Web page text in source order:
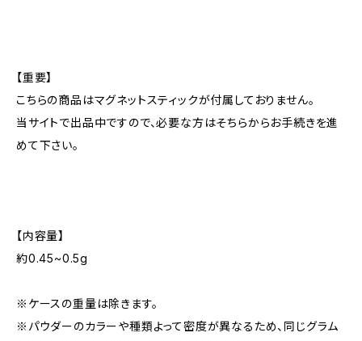
【重要】
こちらの商品はマグネットスティックが付属しておりません。
当サイトで出品中ですので、必要な方はそちらからお手続きを進
めて下さい。
【内容量】
約0.45~0.5g
※ケースの重量は除きます。
※パウダーのカラーや種類よって密度が異なるため、同じグラム